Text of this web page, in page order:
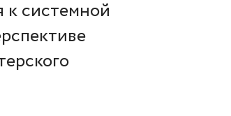
к системной